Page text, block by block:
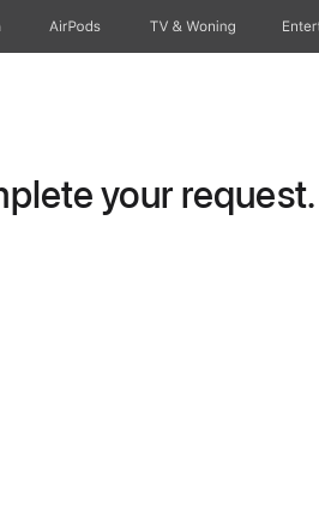
AirPods TV & Woning
your